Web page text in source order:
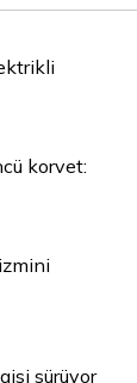
korvet:
sürüyor